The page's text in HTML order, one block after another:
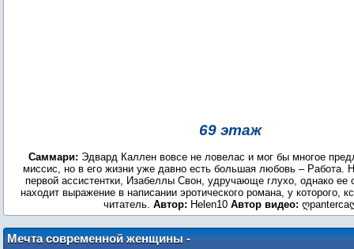
69 этаж
Саммари: Эдвард Каллен вовсе не ловелас и мог бы многое
миссис, но в его жизни уже давно есть большая любовь – Работа.
первой ассистентки, Изабеллы Свон, удручающе глухо, однако ее
находит выражение в написании эротического романа, у которого,
читатель. Автор: Helen10 Автор видео:
Мечта современной женщины -